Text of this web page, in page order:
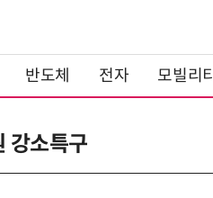
반도체 전자 모빌리티
강소특구